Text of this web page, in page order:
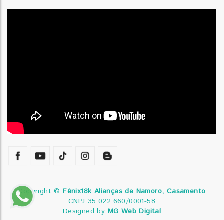
Copyright ©Fênix18k Alianças de Namoro, Casamento
CNPJ 35.022.660/0001-58
Designed by MG Web Digital